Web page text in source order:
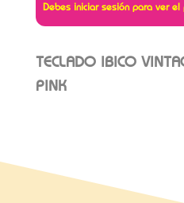
Debes iniciar sesión para ver el
TECLADO IBICO
PINK